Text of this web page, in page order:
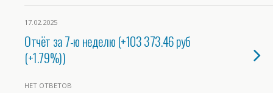
17.02.2025
Отчёт за 7-ю неделю (+103 373.46 руб
(+1.79%))
НЕТ ОТВЕТОВ